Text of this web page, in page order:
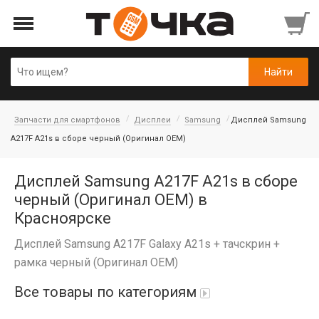
Запчасти для смартфонов Дисплеи Samsung
Дисплей Samsung
A217F A21s в сборе черный (Оригинал OEM)
Дисплей Samsung A217F A21s в сборе
черный (Оригинал OEM) в
Красноярске
Дисплей Samsung A217F Galaxy A21s + тачскрин +
рамка черный (Оригинал OEM)
Все товары по категориям